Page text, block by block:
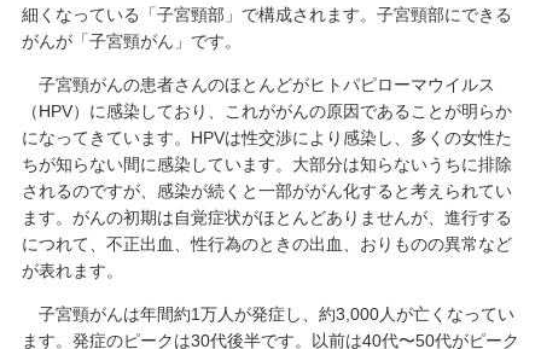
細くなっている「子宮頸部」で構成されます。子宮頸部にできる
がんが「子宮頸がん」です。
子宮頸がんの患者さんのほとんどがヒトパピローマウイルス
（HPV）に感染しており、これががんの原因であることが明らか
になってきています。HPVは性交渉により感染し、多くの女性た
ちが知らない間に感染しています。大部分は知らないうちに排除
されるのですが、感染が続くと一部ががん化すると考えられてい
ます。がんの初期は自覚症状がほとんどありませんが、進行する
につれて、不正出血、性行為のときの出血、おりものの異常など
が表れます。
子宮頸がんは年間約1万人が発症し、約3,000人が亡くなってい
ます。発症のピークは30代後半です。以前は40代〜50代がピーク